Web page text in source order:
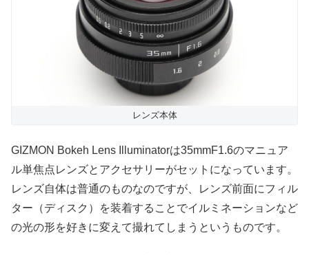
レンズ本体
GIZMON Bokeh Lens Illuminatorは35mmF1.6のマニュア
ル単焦点レンズとアクセサリーがセットになっています。
レンズ自体は普通のものなのですが、レンズ前面にフィル
ター（ディスク）を装着することでイルミネーションなど
の光の形を好きに変えて撮れてしまうというものです。